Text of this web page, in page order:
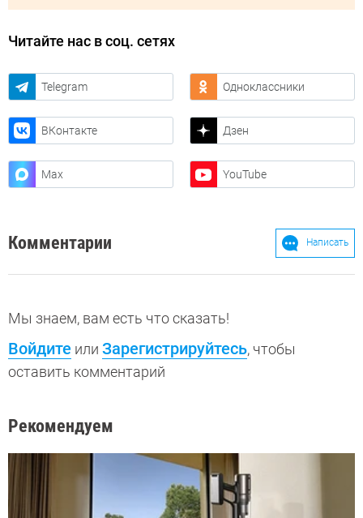
Читайте нас в соц. сетях
Telegram Одноклассники
ВКонтакте Дзен
Max YouTube
Комментарии Написать
Мы знаем, вам есть что сказать!
Войдите или Зарегистрируйтесь, чтобы
оставить комментарий
Рекомендуем